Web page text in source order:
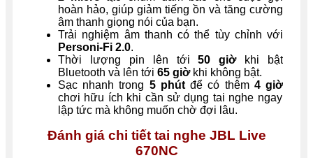
hoàn hảo, giúp giảm tiếng ồn và tăng cường
âm thanh giọng nói của bạn.
Trải nghiệm âm thanh có thể tùy chỉnh với
Personi-Fi 2.0.
Thời lượng pin lên tới50 giờkhi bật
Bluetooth và lên tới 65 giờkhi không bật.
Sạc nhanh trong 5 phútđể có thêm 4 giờ
chơi hữu ích khi cần sử dụng tai nghe ngay
lập tức mà không muốn chờ đợi lâu.
Đánh giá chi tiết tai nghe JBL Live
670NC